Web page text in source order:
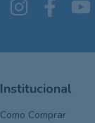
Institucional
Como Comprar